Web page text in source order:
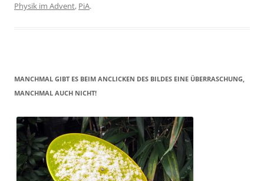
Physik im Advent, PiA.
MANCHMAL GIBT ES BEIM ANCLICKEN DES BILDES EINE ÜBERRASCHUNG,
MANCHMAL AUCH NICHT!